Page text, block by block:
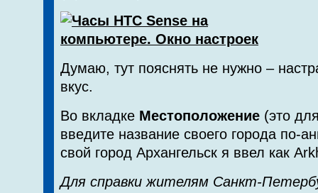
Думаю, тут пояснять не нужно –
вкус.
Во вкладке Местоположение (это
введите название своего города по-
свой город Архангельск я ввел как
Для справки жителям Санкт-